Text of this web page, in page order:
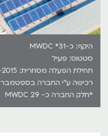
היקף: כ-31* MWDC
סטטוס: פעיל
תחילת הפעלה מסחרית: 2010-2015,
רכישה ע"י החברה בספטמבר 2021
*חלק החברה כ- MWDC 29